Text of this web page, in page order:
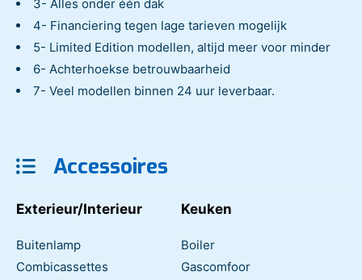
3- Alles onder één dak
4- Financiering tegen lage tarieven mogelijk
5- Limited Edition modellen, altijd meer voor minder
6- Achterhoekse betrouwbaarheid
7- Veel modellen binnen 24 uur leverbaar.
Accessoires
Exterieur/Interieur
Buitenlamp
Combicassettes
Keuken
Boiler
Gascomfoor